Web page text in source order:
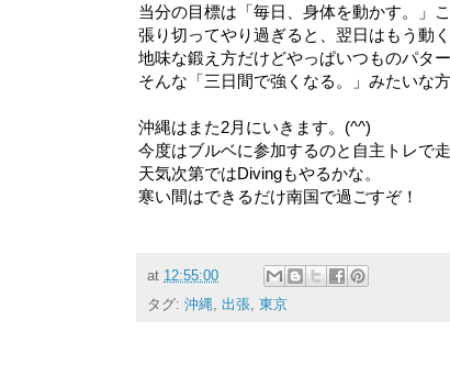
当分の目標は「毎日、身体を動かす。」
張り切ってやり過ぎると、翌日はもう動
地味な鍛え方だけどやっぱいつものパタ
そんな「三日間で強くなる。」みたいな
沖縄はまた2月にいきます。(^^)
今度はブルベに参加するのと自主トレで
天気次第ではDivingもやるかな。
寒い間はできるだけ南国で過ごすぞ！
at 12:55:00
タグ: 沖縄, 出張, 東京